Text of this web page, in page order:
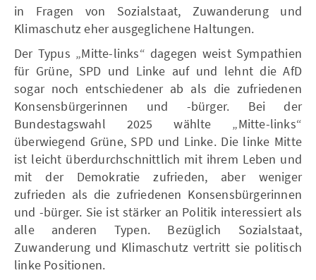
in Fragen von Sozialstaat, Zuwanderung und
Klimaschutz eher ausgeglichene Haltungen.
Der Typus „Mitte-links“ dagegen weist Sympathien
für Grüne, SPD und Linke auf und lehnt die AfD
sogar noch entschiedener ab als die zufriedenen
Konsensbürgerinnen und -bürger. Bei der
Bundestagswahl 2025 wählte „Mitte-links“
überwiegend Grüne, SPD und Linke. Die linke Mitte
ist leicht überdurchschnittlich mit ihrem Leben und
mit der Demokratie zufrieden, aber weniger
zufrieden als die zufriedenen Konsensbürgerinnen
und -bürger. Sie ist stärker an Politik interessiert als
alle anderen Typen. Bezüglich Sozialstaat,
Zuwanderung und Klimaschutz vertritt sie politisch
linke Positionen.